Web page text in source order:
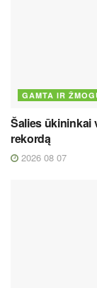
GAMTA IR
Šalies ūkininkai
rekordą
2026 08 07